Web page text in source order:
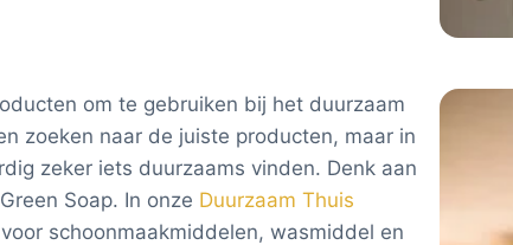
om te gebruiken bij het duurzaam
zoeken naar de juiste producten, maar in
zeker iets duurzaams vinden. Denk aan
Soap. In onze Duurzaam Thuis
schoonmaakmiddelen, wasmiddel en